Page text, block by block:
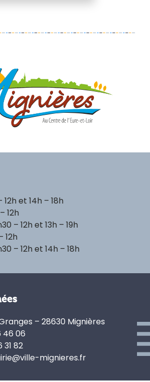
12h et 14h – 18h
12h
– 12h et 13h – 19h
12h
– 12h et 14h – 18h
– 28630 Mignières
46 06
31 82
mignieres.fr